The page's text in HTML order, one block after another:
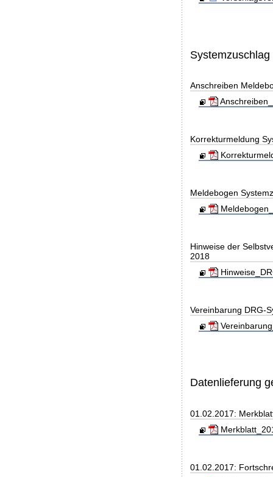
Systemzuschlag
Anschreiben
Korrekturmeldung
Meldebogen
Hinweise der
2018
Vereinbarung DRG-
Datenlieferung
01.02.2017:
01.02.2017: